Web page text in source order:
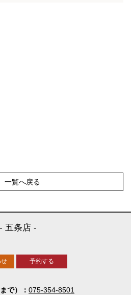
一覧へ戻る
で）
075-354-8501
五条店
せ 予約する